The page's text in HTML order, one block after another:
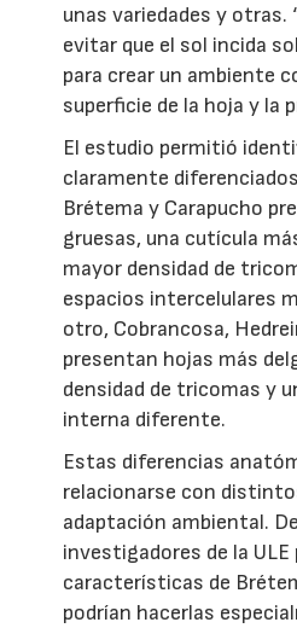
unas variedades y otras.
evitar que el sol incida
para crear un ambiente
superficie de la hoja y la
El estudio permitió
claramente
Brétema y Carapucho
gruesas, una cutícula
mayor densidad de
espacios intercelulares
otro, Cobrancosa,
presentan hojas más
densidad de tricomas y
interna diferente.
Estas diferencias
relacionarse con
adaptación ambiental.
investigadores de la
características de
podrían hacerlas